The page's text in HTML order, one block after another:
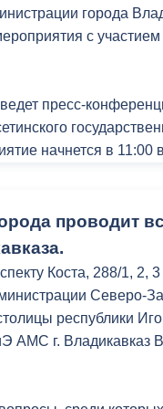
Формирование
городской среды
Гражданская
чрезвычайных
Незаконное
города
с
пресс-
начнется в 11:00
Федерацией СБЕ
мастер-класс в
адресу: улица
свободный.
возможность
а также сделать
проводит
Коста, 288/1, 2, 3
Северо-
республики
АМС г. Владикавказ